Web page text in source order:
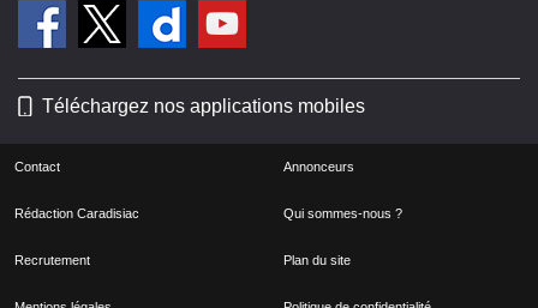
Téléchargez nos applications mobiles
Contact Annonceurs
Rédaction Caradisiac Qui sommes-nous ?
Recrutement Plan du site